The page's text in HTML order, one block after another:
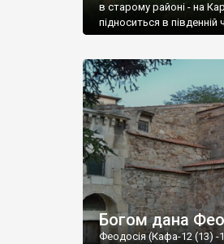
в старому районі - на
підноситься в південній
Богом дана
Феодосія (Кафа-12 (13) -